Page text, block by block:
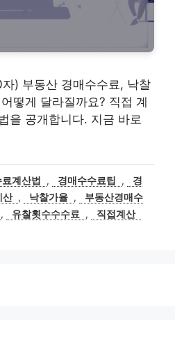
) 부동산 경매수수료, 낙찰
떻게 달라질까요? 직접 계
을 공개합니다. 지금 바로
계산법 , 경매수수료팁 ,
경
산 , 낙찰가율 ,
부동산경매수
, 유찰횟수수수료 , 직접계산